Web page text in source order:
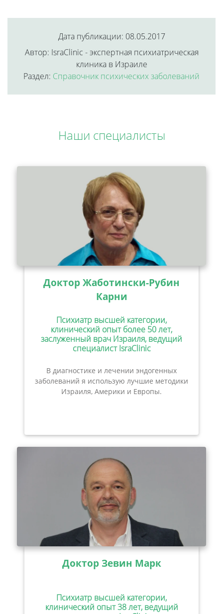
Дата публикации: 08.05.2017
Автор: IsraClinic - экспертная психиатрическая
клиника в Израиле
Раздел: Справочник психических заболеваний
Наши специалисты
Доктор Жаботински-Рубин
Карни
Психиатр высшей категории,
клинический опыт более 50 лет,
заслуженный врач Израиля, ведущий
специалист IsraClinic
В диагностике и лечении эндогенных
заболеваний я использую лучшие методики
Израиля, Америки и Европы.
Доктор Зевин Марк
Психиатр высшей категории,
клинический опыт 38 лет, ведущий